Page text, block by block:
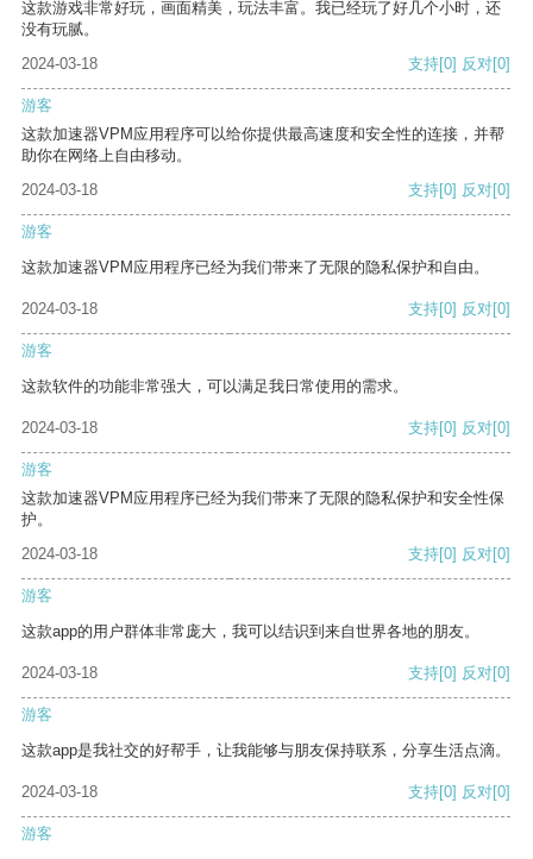
这款游戏非常好玩，画面精美，玩法丰富。我已经玩了好几个小时，还
没有玩腻。
2024-03-18
支持[0] 反对[0]
游客
这款加速器VPM应用程序可以给你提供最高速度和安全性的连接，并帮
助你在网络上自由移动。
2024-03-18
支持[0] 反对[0]
游客
这款加速器VPM应用程序已经为我们带来了无限的隐私保护和自由。
2024-03-18 支持[0] 反对[0]
游客
这款软件的功能非常强大，可以满足我日常使用的需求。
2024-03-18 支持[0] 反对[0]
游客
这款加速器VPM应用程序已经为我们带来了无限的隐私保护和安全性保
护。
2024-03-18
支持[0] 反对[0]
游客
这款app的用户群体非常庞大，我可以结识到来自世界各地的朋友。
2024-03-18 支持[0] 反对[0]
游客
这款app是我社交的好帮手，让我能够与朋友保持联系，分享生活点滴。
2024-03-18 支持[0] 反对[0]
游客